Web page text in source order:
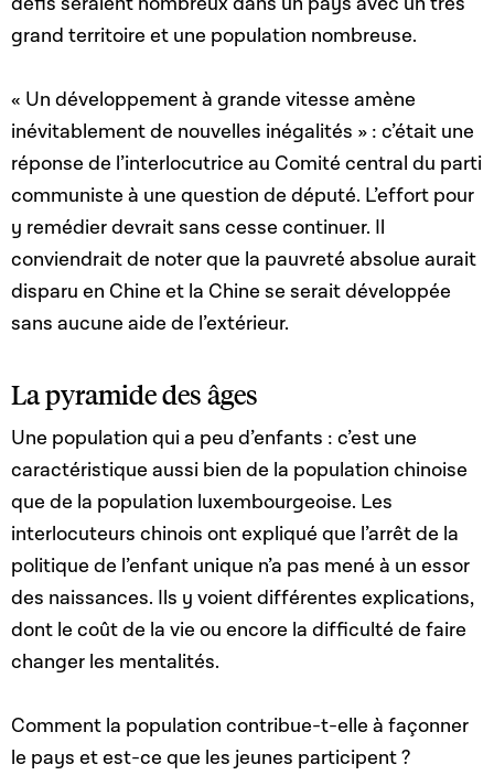
grand territoire et une population nombreuse.
« Un développement à grande vitesse amène
inévitablement de nouvelles inégalités » : c’était une
réponse de l’interlocutrice au Comité central du parti
communiste à une question de député. L’effort pour
y remédier devrait sans cesse continuer. Il
conviendrait de noter que la pauvreté absolue aurait
disparu en Chine et la Chine se serait développée
sans aucune aide de l’extérieur.
La pyramide des âges
Une population qui a peu d’enfants : c’est une
caractéristique aussi bien de la population chinoise
que de la population luxembourgeoise. Les
interlocuteurs chinois ont expliqué que l’arrêt de la
politique de l’enfant unique n’a pas mené à un essor
des naissances. Ils y voient différentes explications,
dont le coût de la vie ou encore la difficulté de faire
changer les mentalités.
Comment la population contribue-t-elle à façonner
le pays et est-ce que les jeunes participent ?